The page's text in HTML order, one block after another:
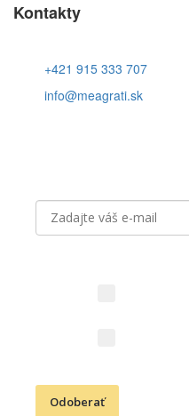
Kontakty
+421 915 333 707
info@meagrati.sk
Odoberať